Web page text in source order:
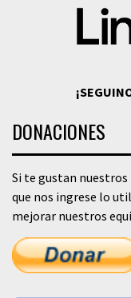
DONACIONES
Si te gustan
que nos ingrese lo
mejorar nuestros